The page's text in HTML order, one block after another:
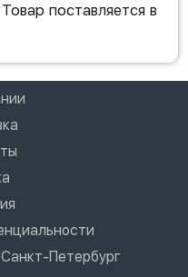
поставляется в
Петербург